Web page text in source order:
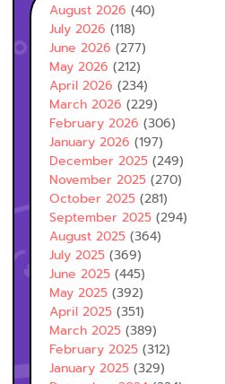
August 2026 (40)
July 2026 (118)
June 2026 (277)
May 2026 (212)
April 2026 (234)
March 2026 (229)
February 2026 (306)
January 2026 (197)
December 2025 (249)
November 2025 (270)
October 2025 (281)
September 2025 (294)
August 2025 (364)
July 2025 (369)
June 2025 (445)
May 2025 (392)
April 2025 (351)
March 2025 (389)
February 2025 (312)
January 2025 (329)